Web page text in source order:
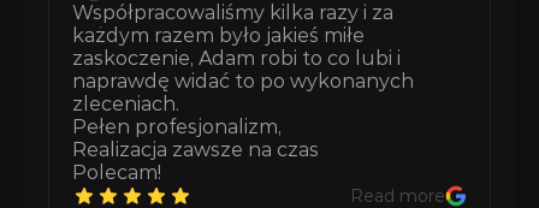
Współpracowaliśmy kilka razy i za
każdym razem było jakieś miłe
zaskoczenie, Adam robi to co lubi i
naprawdę widać to po wykonanych
zleceniach.
Pełen profesjonalizm,
Realizacja zawsze na czas
Polecam!
Read more